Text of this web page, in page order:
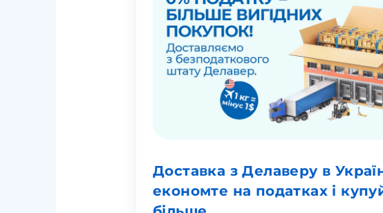
Доставка з Делаверу в
економте на податках і